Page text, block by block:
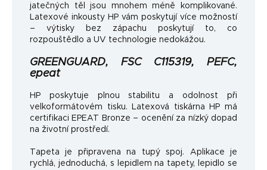
jatečných těl jsou mnohem méně komplikované.
Latexové inkousty HP vám poskytují více možností
– výtisky bez zápachu poskytují to, co
rozpouštědlo a UV technologie nedokážou.
GREENGUARD, FSC C115319, PEFC,
epeat
HP poskytuje plnou stabilitu a odolnost při
velkoformátovém tisku. Latexová tiskárna HP má
certifikaci EPEAT Bronze – ocenění za nízký dopad
na životní prostředí.
Tapeta je připravena na tupý spoj. Aplikace je
rychlá, jednoduchá, s lepidlem na tapety, lepidlo se